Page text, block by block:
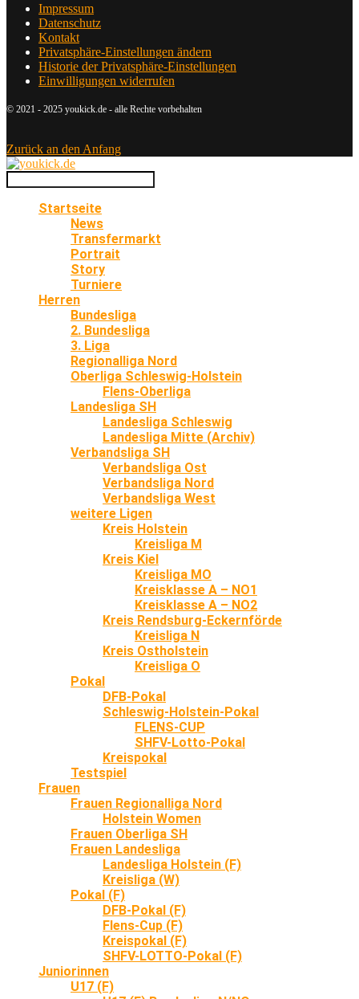
Impressum
Datenschutz
Kontakt
Privatsphäre-Einstellungen ändern
Historie der Privatsphäre-Einstellungen
Einwilligungen widerrufen
© 2021 - 2025 youkick.de - alle Rechte vorbehalten
Zurück an den Anfang
Startseite
News
Transfermarkt
Portrait
Story
Turniere
Herren
Bundesliga
2. Bundesliga
3. Liga
Regionalliga Nord
Oberliga Schleswig-Holstein
Flens-Oberliga
Landesliga SH
Landesliga Schleswig
Landesliga Mitte (Archiv)
Verbandsliga SH
Verbandsliga Ost
Verbandsliga Nord
Verbandsliga West
weitere Ligen
Kreis Holstein
Kreisliga M
Kreis Kiel
Kreisliga MO
Kreisklasse A – NO1
Kreisklasse A – NO2
Kreis Rendsburg-Eckernförde
Kreisliga N
Kreis Ostholstein
Kreisliga O
Pokal
DFB-Pokal
Schleswig-Holstein-Pokal
FLENS-CUP
SHFV-Lotto-Pokal
Kreispokal
Testspiel
Frauen
Frauen Regionalliga Nord
Holstein Women
Frauen Oberliga SH
Frauen Landesliga
Landesliga Holstein (F)
Kreisliga (W)
Pokal (F)
DFB-Pokal (F)
Flens-Cup (F)
Kreispokal (F)
SHFV-LOTTO-Pokal (F)
Juniorinnen
U17 (F)